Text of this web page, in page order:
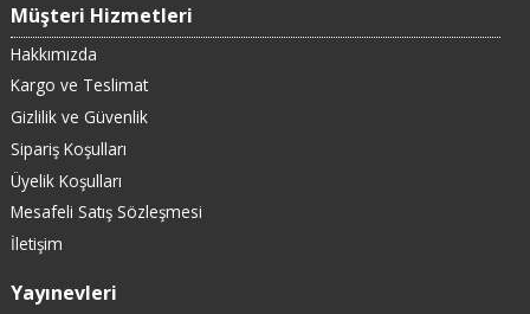
Müşteri Hizmetleri
Hakkımızda
Kargo ve Teslimat
Gizlilik ve Güvenlik
Sipariş Koşulları
Üyelik Koşulları
Mesafeli Satış Sözleşmesi
İletişim
Yayınevleri